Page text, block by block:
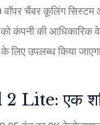
चैंबर कूलिंग सिस्टम
कंपनी की
उपलब्ध किया
Lite: एक